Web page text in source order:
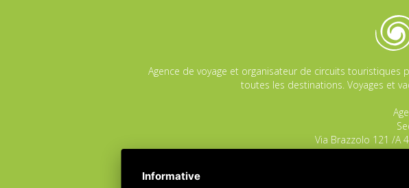
Agence de voyage et organisateur de circuits
toutes les destinations. Voyages et
Via Brazzolo 121 /A
Informative